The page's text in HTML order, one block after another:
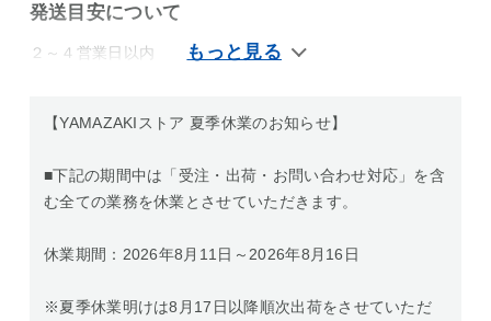
発送目安について
２～４営業日以内
【YAMAZAKIストア 夏季休業のお知らせ】
■下記の期間中は「受注・出荷・お問い合わせ対応」を含
む全ての業務を休業とさせていただきます。
休業期間：2026年8月11日～2026年8月16日
※夏季休業明けは8月17日以降順次出荷をさせていただ